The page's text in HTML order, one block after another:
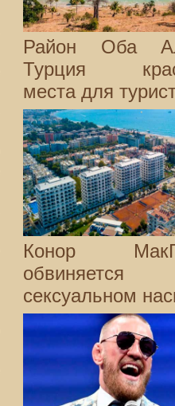
Район Оба
Турция
места для
Конор
сексуальном